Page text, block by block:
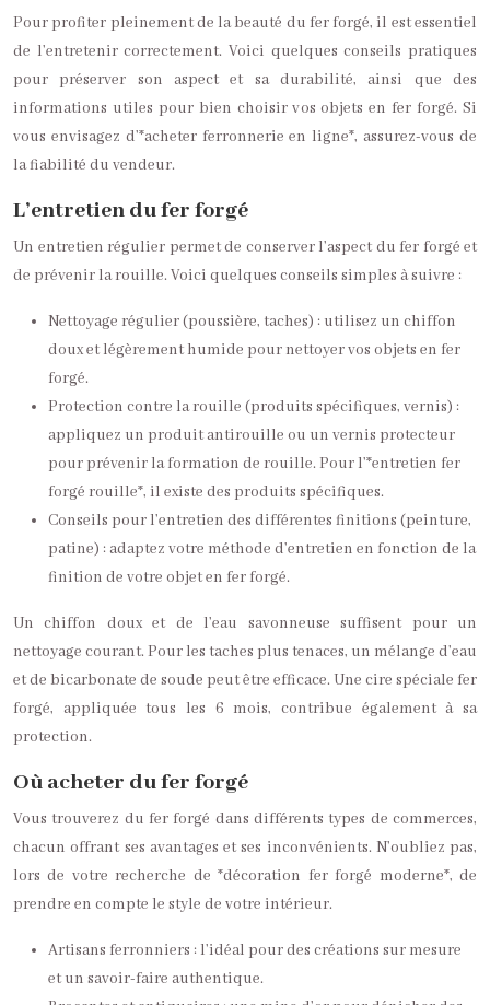
Pour profiter pleinement de la beauté du fer forgé, il est essentiel
de l’entretenir correctement. Voici quelques conseils pratiques
pour préserver son aspect et sa durabilité, ainsi que des
informations utiles pour bien choisir vos objets en fer forgé. Si
vous envisagez d’*acheter ferronnerie en ligne*, assurez-vous de
la fiabilité du vendeur.
L’entretien du fer forgé
Un entretien régulier permet de conserver l’aspect du fer forgé et
de prévenir la rouille. Voici quelques conseils simples à suivre :
Nettoyage régulier (poussière, taches) : utilisez un chiffon
doux et légèrement humide pour nettoyer vos objets en fer
forgé.
Protection contre la rouille (produits spécifiques, vernis) :
appliquez un produit antirouille ou un vernis protecteur
pour prévenir la formation de rouille. Pour l’*entretien fer
forgé rouille*, il existe des produits spécifiques.
Conseils pour l’entretien des différentes finitions (peinture,
patine) : adaptez votre méthode d’entretien en fonction de la
finition de votre objet en fer forgé.
Un chiffon doux et de l’eau savonneuse suffisent pour un
nettoyage courant. Pour les taches plus tenaces, un mélange d’eau
et de bicarbonate de soude peut être efficace. Une cire spéciale fer
forgé, appliquée tous les 6 mois, contribue également à sa
protection.
Où acheter du fer forgé
Vous trouverez du fer forgé dans différents types de commerces,
chacun offrant ses avantages et ses inconvénients. N’oubliez pas,
lors de votre recherche de *décoration fer forgé moderne*, de
prendre en compte le style de votre intérieur.
Artisans ferronniers : l’idéal pour des créations sur mesure
et un savoir-faire authentique.